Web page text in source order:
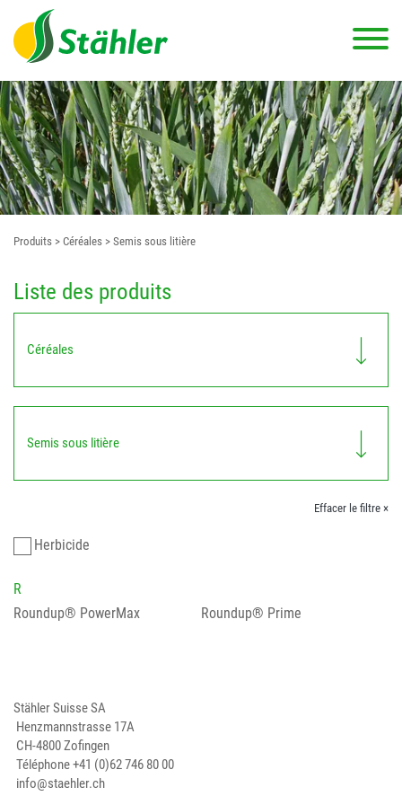
Produits > Céréales > Semis sous litière
Liste des produits
Céréales
Semis sous litière
Effacer le filtre ×
Herbicide
R
Roundup® PowerMax
Roundup® Prime
Stähler Suisse SA
Henzmannstrasse 17A
CH-4800 Zofingen
Téléphone+41 (0)62 746 80 00
info@staehler.ch